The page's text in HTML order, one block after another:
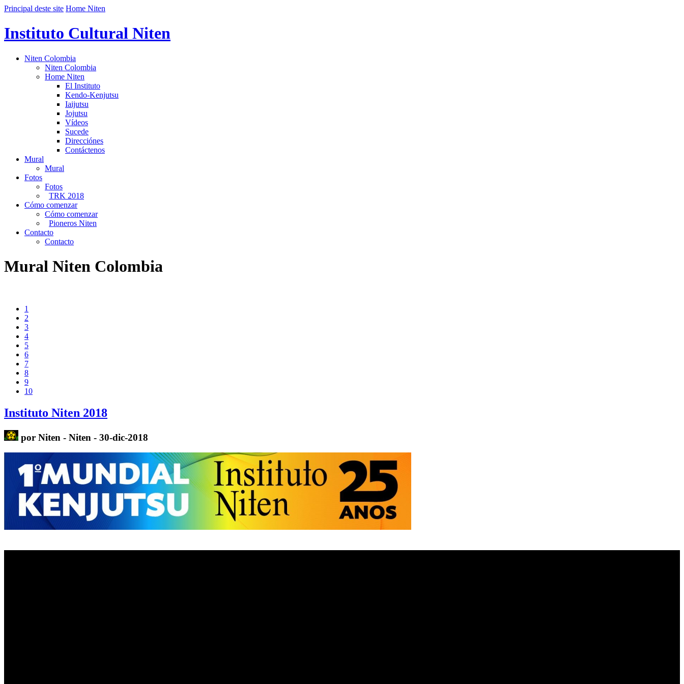
Principal deste site Home Niten
Instituto Cultural Niten
Niten Colombia
Niten Colombia
Home Niten
El Instituto
Kendo-Kenjutsu
Iaijutsu
Jojutsu
Vídeos
Sucede
Direcciónes
Contáctenos
Mural
Mural
Fotos
Fotos
TRK 2018
Cómo comenzar
Cómo comenzar
Pioneros Niten
Contacto
Contacto
Mural Niten Colombia
1
2
3
4
5
6
7
8
9
10
Instituto Niten 2018
por Niten - Niten - 30-dic-2018